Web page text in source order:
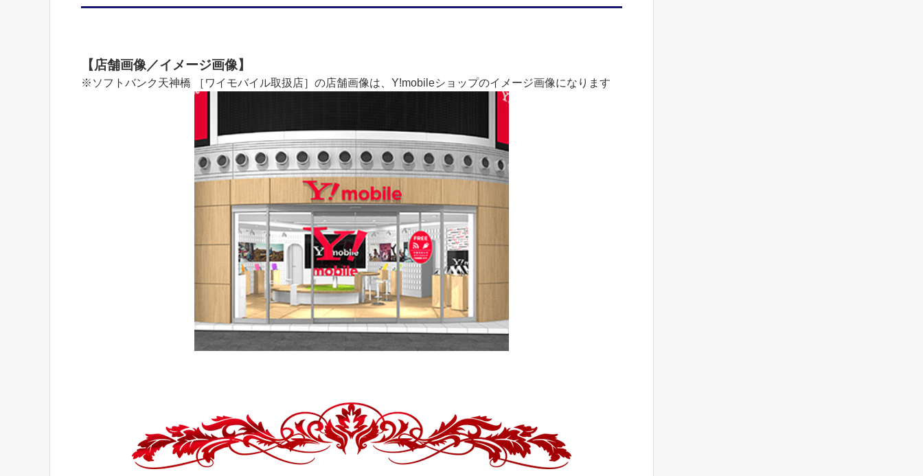
【店舗画像／イメージ画像】
※ソフトバンク天神橋 ［ワイモバイル取扱店］の店舗画像は、Y!mobileショップのイメージ画像になります